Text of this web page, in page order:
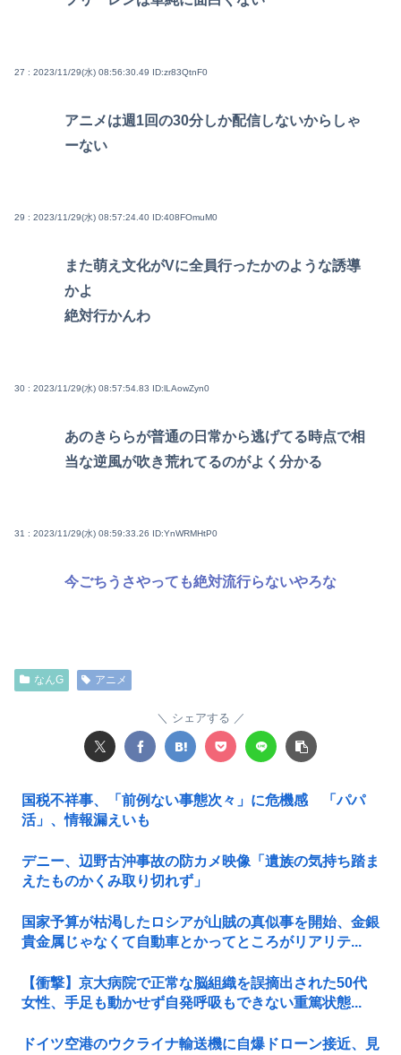
27 : 2023/11/29(水) 08:56:30.49 ID:zr83QtnF0
アニメは週1回の30分しか配信しないからしゃ
ーない
29 : 2023/11/29(水) 08:57:24.40 ID:408FOmuM0
また萌え文化がVに全員行ったかのような誘導
かよ
絶対行かんわ
30 : 2023/11/29(水) 08:57:54.83 ID:lLAowZyn0
あのきららが普通の日常から逃げてる時点で相
当な逆風が吹き荒れてるのがよく分かる
31 : 2023/11/29(水) 08:59:33.26 ID:YnWRMHtP0
今ごちうさやっても絶対流行らないやろな
なんG アニメ
シェアする
国税不祥事、「前例ない事態次々」に危機感 「パパ
活」、情報漏えいも
デニー、辺野古沖事故の防カメ映像「遺族の気持ち踏ま
えたものかくみ取り切れず」
国家予算が枯渇したロシアが山賊の真似事を開始、金銀
貴金属じゃなくて自動車とかってところがリアリテ...
【衝撃】京大病院で正常な脳組織を誤摘出された50代
女性、手足も動かせず自発呼吸もできない重篤状態...
ドイツ空港のウクライナ輸送機に自爆ドローン接近、見